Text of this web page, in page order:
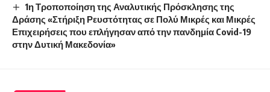
1η Τροποποίηση της Αναλυτικής Πρόσκλησης της
Δράσης «Στήριξη Ρευστότητας σε Πολύ Μικρές και Μικρές
Επιχειρήσεις που επλήγησαν από την πανδημία Covid-19
στην Δυτική Μακεδονία»